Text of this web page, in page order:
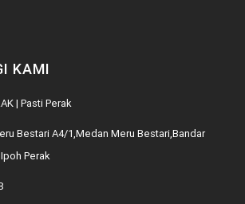
KAMI
| Pasti Perak
Bestari A4/1,Medan Meru Bestari,Bandar
Perak